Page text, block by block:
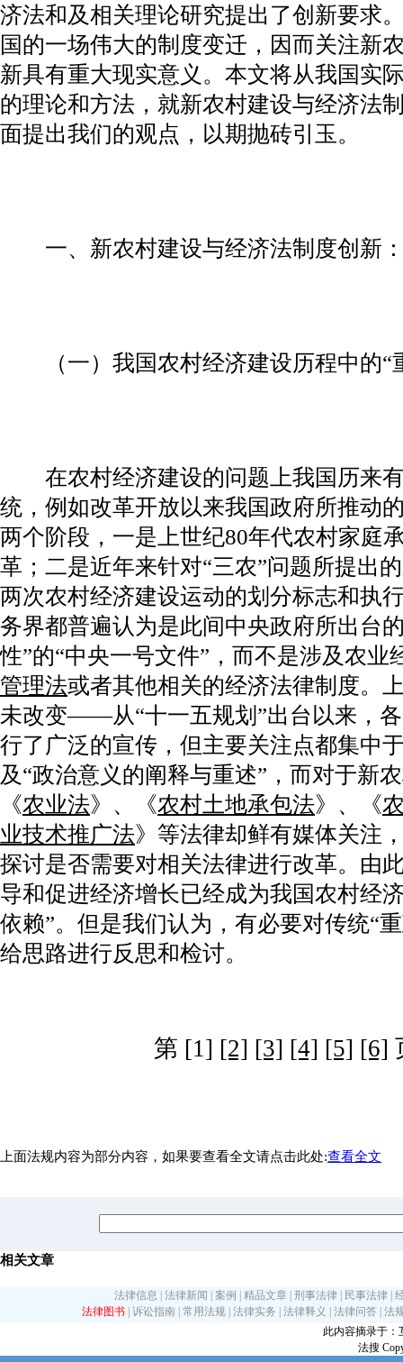
济法和及相关理论研究提出了创新要求
国的一场伟大的制度变迁，因而关注新
新具有重大现实意义。本文将从我国实
的理论和方法，就新农村建设与经济法
面提出我们的观点，以期抛砖引玉。
一、新农村建设与经济法制度创新：
（一）我国农村经济建设历程中的“
在农村经济建设的问题上我国历来有
统，例如改革开放以来我国政府所推动
两个阶段，一是上世纪80年代农村家庭
革；二是近年来针对“三农”问题所提出
两次农村经济建设运动的划分标志和执
务界都普遍认为是此间中央政府所出台
性”的“中央一号文件”，而不是涉及农业
管理法或者其他相关的经济法律制度。
未改变——从“十一五规划”出台以来，
行了广泛的宣传，但主要关注点都集中
及“政治意义的阐释与重述”，而对于新
《农业法》、《农村土地承包法》、《
业技术推广法》等法律却鲜有媒体关注
探讨是否需要对相关法律进行改革。由
导和促进经济增长已经成为我国农村经
依赖”。但是我们认为，有必要对传统“
给思路进行反思和检讨。
第 [1] [2] [3] [4] [5] [6]
上面法规内容为部分内容，如果要查看全文请点击此处:查看全文
相关文章
法律信息 法律新闻 案例 精品文章 刑事法律 民事法律
法律图书 诉讼指南 常用法规 法律实务 法律释义 法律问答
法
此内容摘录于：
法搜